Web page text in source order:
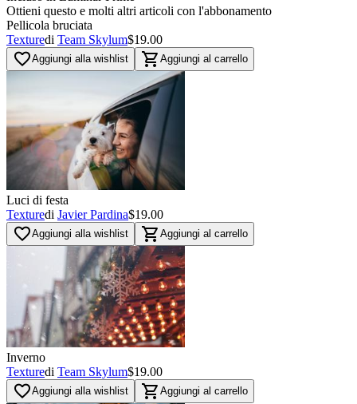
Ottieni questo e molti altri articoli con l'abbonamento
Pellicola bruciata
Texturedi Team Skylum$19.00
favorite_borderAggiungi alla wishlist shopping_cart Aggiungi al carrello
Luci di festa
Texturedi Javier Pardina$19.00
favorite_borderAggiungi alla wishlist shopping_cart Aggiungi al carrello
Inverno
Texturedi Team Skylum$19.00
favorite_borderAggiungi alla wishlist shopping_cart Aggiungi al carrello